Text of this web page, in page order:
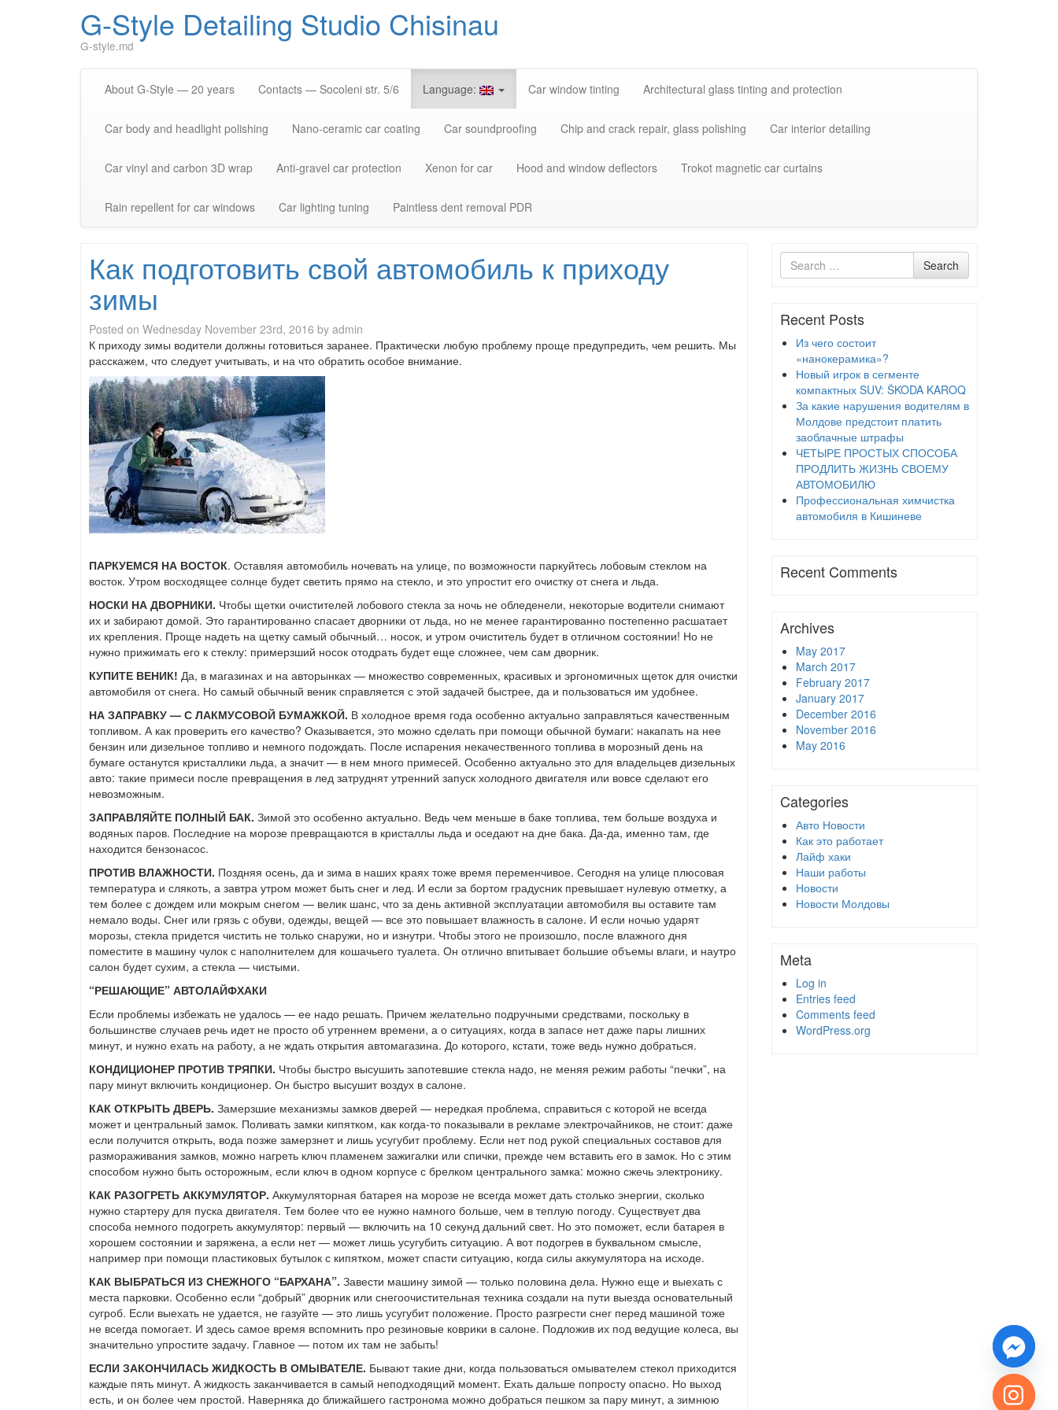
G-Style Detailing Studio Chisinau
G-style.md
About G-Style — 20 years Contacts — Socoleni str. 5/6 Language: Car window tinting Architectural glass tinting and protection
Car body and headlight polishing Nano-ceramic car coating Car soundproofing Chip and crack repair, glass polishing Car interior detailing
Car vinyl and carbon 3D wrap Anti-gravel car protection Xenon for car Hood and window deflectors Trokot magnetic car curtains
Rain repellent for car windows Car lighting tuning Paintless dent removal PDR
Как подготовить свой автомобиль к приходу
зимы
Posted on Wednesday November 23rd, 2016 by admin
К приходу зимы водители должны готовиться заранее. Практически любую проблему проще предупредить, чем решить. Мы
расскажем, что следует учитывать, и на что обратить особое внимание.
ПАРКУЕМСЯ НА ВОСТОК. Оставляя автомобиль ночевать на улице, по возможности паркуйтесь лобовым стеклом на
восток. Утром восходящее солнце будет светить прямо на стекло, и это упростит его очистку от снега и льда.
НОСКИ НА ДВОРНИКИ. Чтобы щетки очистителей лобового стекла за ночь не обледенели, некоторые водители снимают
их и забирают домой. Это гарантированно спасает дворники от льда, но не менее гарантированно постепенно расшатает
их крепления. Проще надеть на щетку самый обычный… носок, и утром очиститель будет в отличном состоянии! Но не
нужно прижимать его к стеклу: примерзший носок отодрать будет еще сложнее, чем сам дворник.
КУПИТЕ ВЕНИК! Да, в магазинах и на авторынках — множество современных, красивых и эргономичных щеток для очистки
автомобиля от снега. Но самый обычный веник справляется с этой задачей быстрее, да и пользоваться им удобнее.
НА ЗАПРАВКУ — С ЛАКМУСОВОЙ БУМАЖКОЙ. В холодное время года особенно актуально заправляться качественным
топливом. А как проверить его качество? Оказывается, это можно сделать при помощи обычной бумаги: накапать на нее
бензин или дизельное топливо и немного подождать. После испарения некачественного топлива в морозный день на
бумаге останутся кристаллики льда, а значит — в нем много примесей. Особенно актуально это для владельцев дизельных
авто: такие примеси после превращения в лед затруднят утренний запуск холодного двигателя или вовсе сделают его
невозможным.
ЗАПРАВЛЯЙТЕ ПОЛНЫЙ БАК. Зимой это особенно актуально. Ведь чем меньше в баке топлива, тем больше воздуха и
водяных паров. Последние на морозе превращаются в кристаллы льда и оседают на дне бака. Да-да, именно там, где
находится бензонасос.
ПРОТИВ ВЛАЖНОСТИ. Поздняя осень, да и зима в наших краях тоже время переменчивое. Сегодня на улице плюсовая
температура и слякоть, а завтра утром может быть снег и лед. И если за бортом градусник превышает нулевую отметку, а
тем более с дождем или мокрым снегом — велик шанс, что за день активной эксплуатации автомобиля вы оставите там
немало воды. Снег или грязь с обуви, одежды, вещей — все это повышает влажность в салоне. И если ночью ударят
морозы, стекла придется чистить не только снаружи, но и изнутри. Чтобы этого не произошло, после влажного дня
поместите в машину чулок с наполнителем для кошачьего туалета. Он отлично впитывает большие объемы влаги, и наутро
салон будет сухим, а стекла — чистыми.
“РЕШАЮЩИЕ” АВТОЛАЙФХАКИ
Если проблемы избежать не удалось — ее надо решать. Причем желательно подручными средствами, поскольку в
большинстве случаев речь идет не просто об утреннем времени, а о ситуациях, когда в запасе нет даже пары лишних
минут, и нужно ехать на работу, а не ждать открытия автомагазина. До которого, кстати, тоже ведь нужно добраться.
КОНДИЦИОНЕР ПРОТИВ ТРЯПКИ. Чтобы быстро высушить запотевшие стекла надо, не меняя режим работы “печки”, на
пару минут включить кондиционер. Он быстро высушит воздух в салоне.
КАК ОТКРЫТЬ ДВЕРЬ. Замерзшие механизмы замков дверей — нередкая проблема, справиться с которой не всегда
может и центральный замок. Поливать замки кипятком, как когда-то показывали в рекламе электрочайников, не стоит: даже
если получится открыть, вода позже замерзнет и лишь усугубит проблему. Если нет под рукой специальных составов для
размораживания замков, можно нагреть ключ пламенем зажигалки или спички, прежде чем вставить его в замок. Но с этим
способом нужно быть осторожным, если ключ в одном корпусе с брелком центрального замка: можно сжечь электронику.
КАК РАЗОГРЕТЬ АККУМУЛЯТОР. Аккумуляторная батарея на морозе не всегда может дать столько энергии, сколько
нужно стартеру для пуска двигателя. Тем более что ее нужно намного больше, чем в теплую погоду. Существует два
способа немного подогреть аккумулятор: первый — включить на 10 секунд дальний свет. Но это поможет, если батарея в
хорошем состоянии и заряжена, а если нет — может лишь усугубить ситуацию. А вот подогрев в буквальном смысле,
например при помощи пластиковых бутылок с кипятком, может спасти ситуацию, когда силы аккумулятора на исходе.
КАК ВЫБРАТЬСЯ ИЗ СНЕЖНОГО “БАРХАНА”. Завести машину зимой — только половина дела. Нужно еще и выехать с
места парковки. Особенно если “добрый” дворник или снегоочистительная техника создали на пути выезда основательный
сугроб. Если выехать не удается, не газуйте — это лишь усугубит положение. Просто разгрести снег перед машиной тоже
не всегда помогает. И здесь самое время вспомнить про резиновые коврики в салоне. Подложив их под ведущие колеса, вы
значительно упростите задачу. Главное — потом их там не забыть!
ЕСЛИ ЗАКОНЧИЛАСЬ ЖИДКОСТЬ В ОМЫВАТЕЛЕ. Бывают такие дни, когда пользоваться омывателем стекол приходится
каждые пять минут. А жидкость заканчивается в самый неподходящий момент. Ехать дальше попросту опасно. Но выход
есть, и он более чем простой. Наверняка до ближайшего гастронома можно добраться пешком за пару минут, а зимнюю
Search
for
Search
Recent Posts
Из чего состоит
«нанокерамика»?
Новый игрок в сегменте
компактных SUV: ŠKODA KAROQ
За какие нарушения водителям в
Молдове предстоит платить
заоблачные штрафы
ЧЕТЫРЕ ПРОСТЫХ СПОСОБА
ПРОДЛИТЬ ЖИЗНЬ СВОЕМУ
АВТОМОБИЛЮ
Профессиональная химчистка
автомобиля в Кишиневе
Recent Comments
Archives
May 2017
March 2017
February 2017
January 2017
December 2016
November 2016
May 2016
Categories
Авто Новости
Как это работает
Лайф хаки
Наши работы
Новости
Новости Молдовы
Meta
Log in
Entries feed
Comments feed
WordPress.org